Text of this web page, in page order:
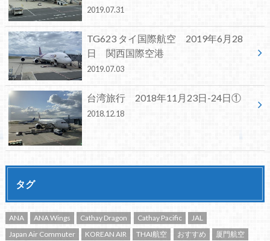
2019.07.31
TG623 タイ国際航空 2019年6月28
日 関西国際空港
2019.07.03
台湾旅行 2018年11月23日-24日①
2018.12.18
タグ
ANA ANA Wings Cathay Dragon Cathay Pacific
JAL
Japan Air Commuter
KOREAN AIR THAI航空 おすすめ 厦門航空